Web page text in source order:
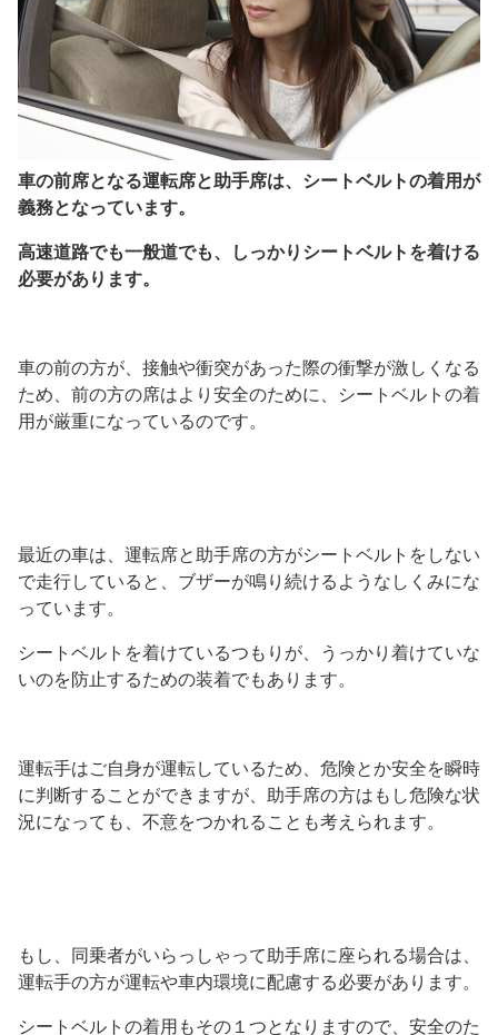
車の前席となる運転席と助手席は、シートベルトの着用が
義務となっています。
高速道路でも一般道でも、しっかりシートベルトを着ける
必要があります。
車の前の方が、接触や衝突があった際の衝撃が激しくなる
ため、前の方の席はより安全のために、シートベルトの着
用が厳重になっているのです。
最近の車は、運転席と助手席の方がシートベルトをしない
で走行していると、ブザーが鳴り続けるようなしくみにな
っています。
シートベルトを着けているつもりが、うっかり着けていな
いのを防止するための装着でもあります。
運転手はご自身が運転しているため、危険とか安全を瞬時
に判断することができますが、助手席の方はもし危険な状
況になっても、不意をつかれることも考えられます。
もし、同乗者がいらっしゃって助手席に座られる場合は、
運転手の方が運転や車内環境に配慮する必要があります。
シートベルトの着用もその１つとなりますので、安全のた